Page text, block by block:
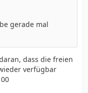
gerade mal
dass die freien
verfügbar